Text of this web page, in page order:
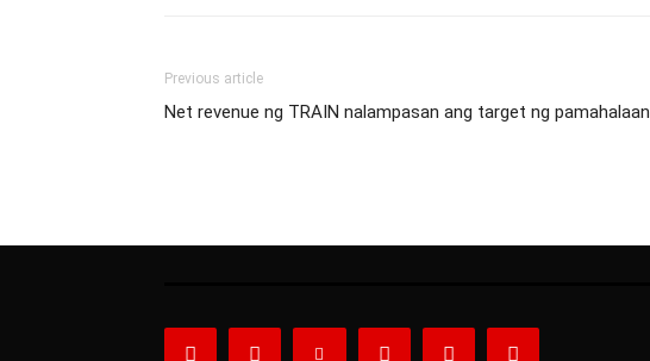
Previous article
Net revenue ng TRAIN nalampasan ang target ng pamahalaan